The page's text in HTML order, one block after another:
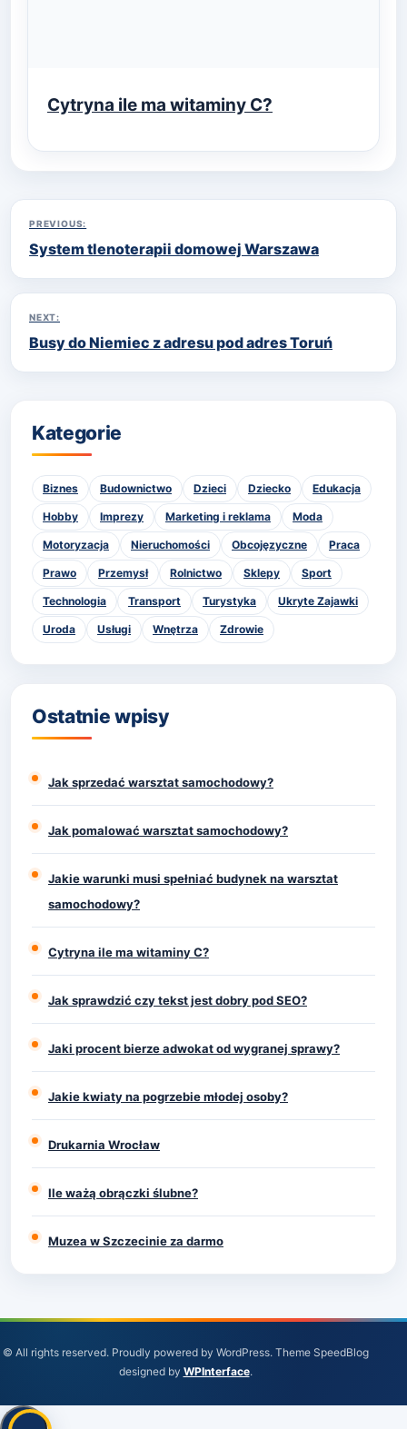
Cytryna ile ma witaminy C?
Nawigacja
wpisu
PREVIOUS:
System tlenoterapii domowej Warszawa
NEXT:
Busy do Niemiec z adresu pod adres Toruń
Kategorie
Biznes Budownictwo Dzieci Dziecko Edukacja
Hobby Imprezy Marketing i reklama Moda
Motoryzacja Nieruchomości Obcojęzyczne Praca
Prawo Przemysł Rolnictwo Sklepy Sport
Technologia Transport Turystyka Ukryte Zajawki
Uroda Usługi Wnętrza Zdrowie
Ostatnie wpisy
Jak sprzedać warsztat samochodowy?
Jak pomalować warsztat samochodowy?
Jakie warunki musi spełniać budynek na warsztat
samochodowy?
Cytryna ile ma witaminy C?
Jak sprawdzić czy tekst jest dobry pod SEO?
Jaki procent bierze adwokat od wygranej sprawy?
Jakie kwiaty na pogrzebie młodej osoby?
Drukarnia Wrocław
Ile ważą obrączki ślubne?
Muzea w Szczecinie za darmo
© All rights reserved. Proudly powered by WordPress. Theme SpeedBlog
designed by WPInterface.